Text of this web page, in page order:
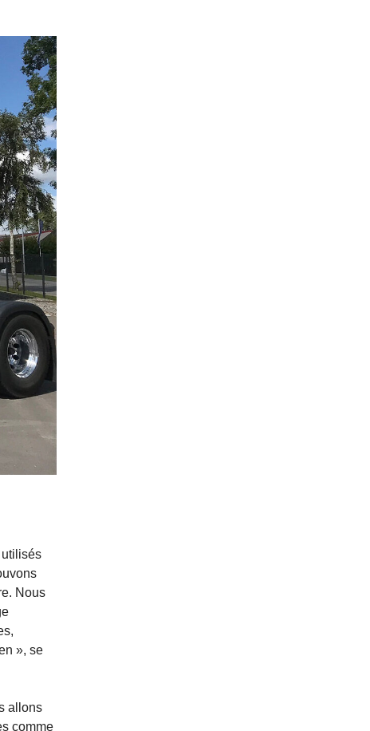
utilisés
Nous
», se
allons
comme